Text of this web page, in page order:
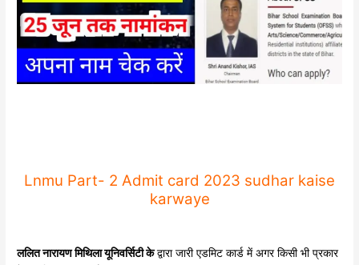
Lnmu Part- 2 Admit card 2023 sudhar kaise
karwaye
ललित नारायण मिथिला यूनिवर्सिटी केद्वारा जारी एडमिट कार्ड में अगर किसी भी प्रकार